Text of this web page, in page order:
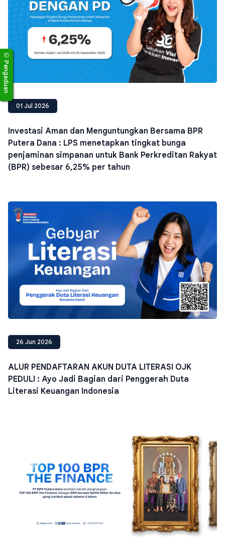
01 Jul 2026
Investasi Aman dan Menguntungkan Bersama BPR
Putera Dana : LPS menetapkan tingkat bunga
penjaminan simpanan untuk Bank Perkreditan Rakyat
(BPR) sebesar 6,25% per tahun
26 Jun 2026
ALUR PENDAFTARAN AKUN DUTA LITERASI OJK
PEDULI : Ayo Jadi Bagian dari Penggerah Duta
Literasi Keuangan Indonesia
Pengaduan